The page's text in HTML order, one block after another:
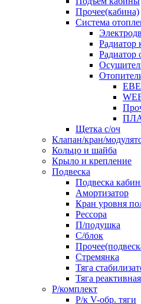
Прочее(кабина)
Система
Радиатор
Радиатор
Щетка с/оч
Клапан/кран/
Кольцо и шайба
Крыло и крепление
Подвеска
Подвеска
Амортизатор
Кран уровня
Рессора
П/подушка
С/блок
Стремянка
Тяга
Тяга реактивная
Р/комплект
Р/к V-обр. тяги